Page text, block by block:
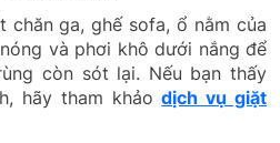
chăn ga, ghế sofa, ổ nằm của
và phơi khô dưới nắng để
còn sót lại. Nếu bạn thấy
hãy tham khảodịch vụ giặt